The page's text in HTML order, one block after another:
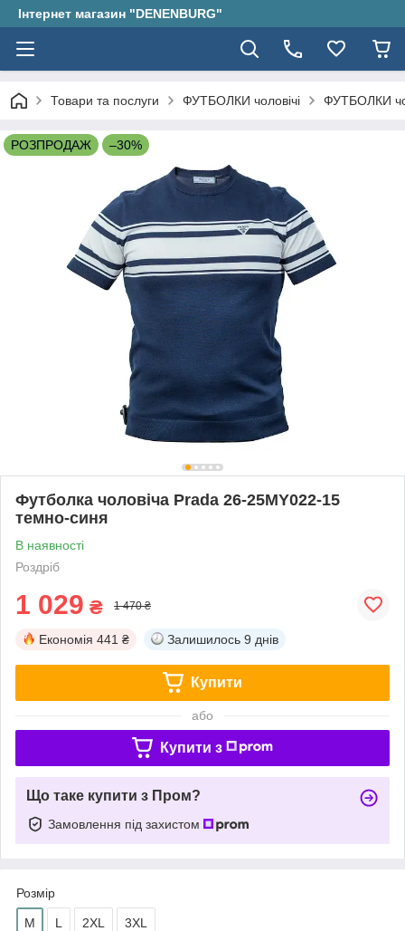
Інтернет магазин "DENENBURG"
Товари та послуги ФУТБОЛКИ чоловічі ФУТБОЛКИ
РОЗПРОДАЖ –30%
Футболка чоловіча Prada 26-25MY022-15
темно-синя
В наявності
Роздріб
1 029 ₴ 1 470 ₴
Економія 441 ₴ Залишилось 9 днів
Купити
або
Купити з
Що таке купити з Пром?
Замовлення під захистом
Розмір
M L 2XL 3XL